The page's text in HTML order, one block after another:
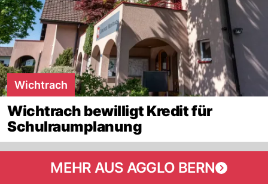
Wichtrach
Wichtrach bewilligt Kredit für
Schulraumplanung
MEHR AUS AGGLO BERN